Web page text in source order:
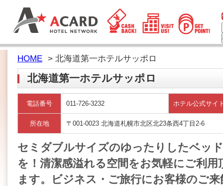
HOME > 北海道第一ホテルサッポロ
北海道第一ホテルサッポロ
電話番号 011-726-3232 ホテル公式サイ
所在地 〒001-0023 北海道札幌市北区北23条西4丁目2-6
セミダブルサイズのゆったりしたベッ
を！清潔感溢れる空間をお気軽にご利
ます。ビジネス・ご旅行にお客様のご